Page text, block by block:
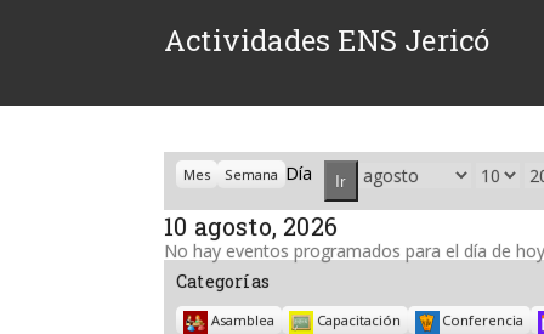
Actividades ENS Jericó
Mes Semana Día Mes Día
10 agosto, 2026
No hay eventos programados para el día de
Categorías
Asamblea Capacitación
Conferencia